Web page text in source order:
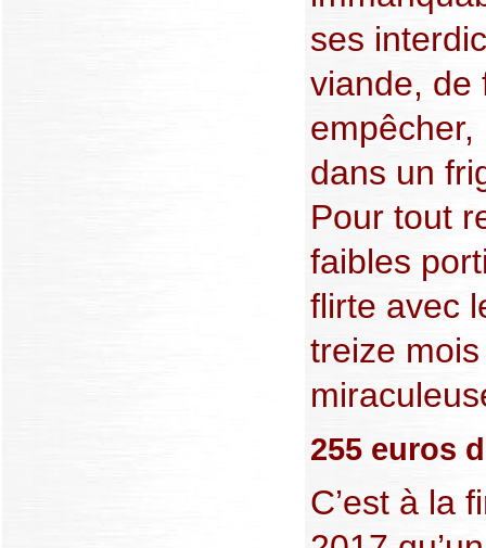
ses
viande, de
dans un
Pour tout
faibles
flirte avec
treize
255 euros
C’est à la